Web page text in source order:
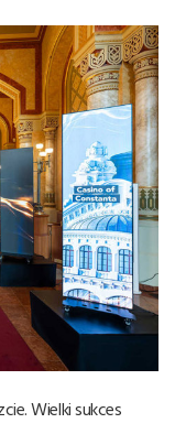
Wielki sukces